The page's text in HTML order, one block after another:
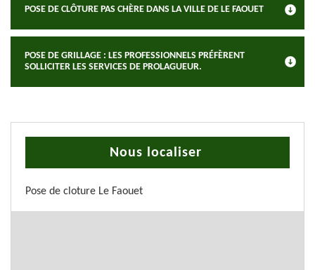
POSE DE CLÔTURE PAS CHÈRE DANS LA VILLE DE LE FAOUET
POSE DE GRILLAGE : LES PROFESSIONNELS PRÉFÈRENT
SOLLICITER LES SERVICES DE PROLAGUEUR.
Nous localiser
Pose de cloture Le Faouet